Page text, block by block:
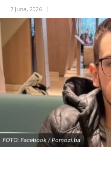
7 Juna, 2026
FOTO: Facebook / Pomozi.ba